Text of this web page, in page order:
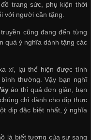
trang sức, phụ kiện thời
với người cần tặng.
cũng đang đến từng
quà ý nghĩa dành tặng các
xỉ, lại thể hiện được tình
thường. Vậy bạn nghĩ
áo thì quá đơn giản, bạn
chỉ dành cho dịp thực
dịp đặc biệt nhất, ý nghĩa
là biết tượng của sự sang